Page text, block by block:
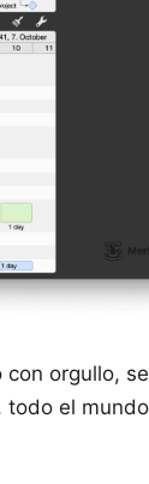
orgullo,
todo el